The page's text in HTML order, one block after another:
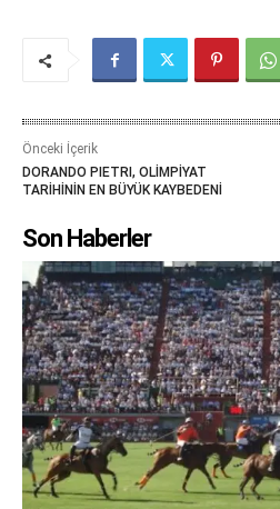
Önceki İçerik
DORANDO PIETRI, OLİMPİYAT
TARİHİNİN EN BÜYÜK KAYBEDENİ
Son Haberler